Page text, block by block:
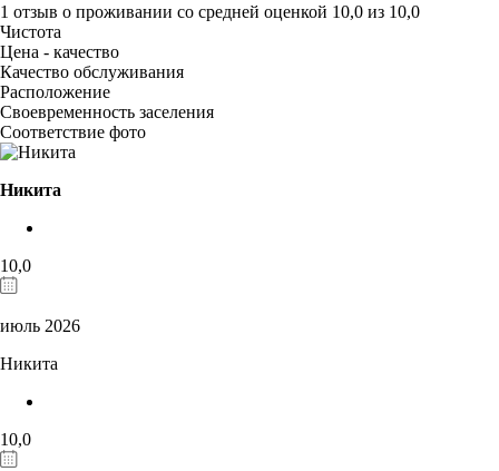
1 отзыв о проживании со средней оценкой 10,0 из 10,0
Чистота
Цена - качество
Качество обслуживания
Расположение
Своевременность заселения
Соответствие фото
Никита
10,0
июль 2026
Никита
10,0